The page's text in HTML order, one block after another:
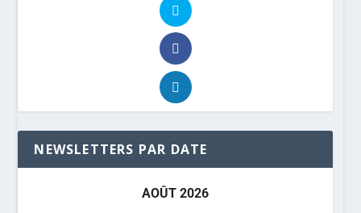
NEWSLETTERS PAR DATE
AOÛT 2026